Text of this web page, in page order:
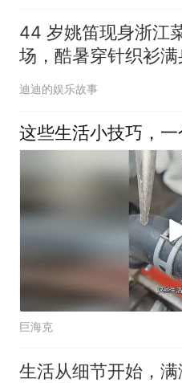
44 岁姚笛现身浙江
场，酷暑穿针织衫满
汗，从零学习买菜筹
迪迪的娱乐故事
这些生活小技巧，
巨海克
生活从细节开始，满